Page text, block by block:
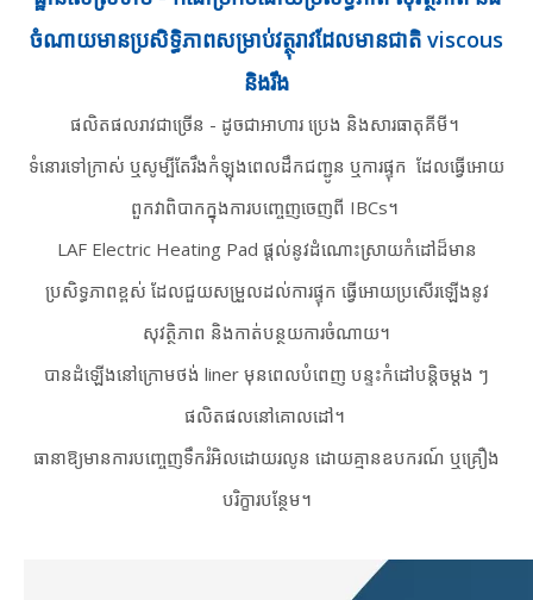
ចំណាយមានប្រសិទ្ធិភាពសម្រាប់វត្ថុរាវដែលមានជាតិ viscous
និងរឹង
ផលិតផលរាវជាច្រើន - ដូចជាអាហារ ប្រេង និងសារធាតុគីមី។
ទំនោរទៅក្រាស់ ឬសូម្បីតែរឹងកំឡុងពេលដឹកជញ្ជូន ឬការផ្ទុក ដែលធ្វើអោយ
ពួកវាពិបាកក្នុងការបញ្ចេញចេញពី IBCs។
LAF Electric Heating Pad ផ្តល់នូវដំណោះស្រាយកំដៅដ៏មាន
ប្រសិទ្ធភាពខ្ពស់ ដែលជួយសម្រួលដល់ការផ្ទុក ធ្វើអោយប្រសើរឡើងនូវ
សុវត្ថិភាព និងកាត់បន្ថយការចំណាយ។
បានដំឡើងនៅក្រោមថង់ liner មុនពេលបំពេញ បន្ទះកំដៅបន្តិចម្តង ៗ
ផលិតផលនៅគោលដៅ។
ធានាឱ្យមានការបញ្ចេញទឹករំអិលដោយរលូន ដោយគ្មានឧបករណ៍ ឬគ្រឿង
បរិក្ខារបន្ថែម។